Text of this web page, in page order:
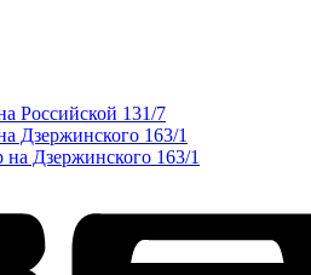
Российской 131/7
Дзержинского 163/1
на Дзержинского 163/1